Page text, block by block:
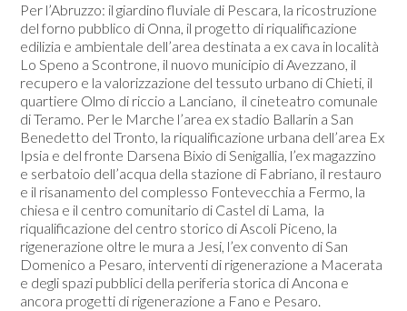
Per l’Abruzzo: il giardino fluviale di Pescara, la ricostruzione
del forno pubblico di Onna, il progetto di riqualificazione
edilizia e ambientale dell’area destinata a ex cava in località
Lo Speno a Scontrone, il nuovo municipio di Avezzano, il
recupero e la valorizzazione del tessuto urbano di Chieti, il
quartiere Olmo di riccio a Lanciano, il cineteatro comunale
di Teramo. Per le Marche l’area ex stadio Ballarin a San
Benedetto del Tronto, la riqualificazione urbana dell’area Ex
Ipsia e del fronte Darsena Bixio di Senigallia, l’ex magazzino
e serbatoio dell’acqua della stazione di Fabriano, il restauro
e il risanamento del complesso Fontevecchia a Fermo, la
chiesa e il centro comunitario di Castel di Lama, la
riqualificazione del centro storico di Ascoli Piceno, la
rigenerazione oltre le mura a Jesi, l’ex convento di San
Domenico a Pesaro, interventi di rigenerazione a Macerata
e degli spazi pubblici della periferia storica di Ancona e
ancora progetti di rigenerazione a Fano e Pesaro.